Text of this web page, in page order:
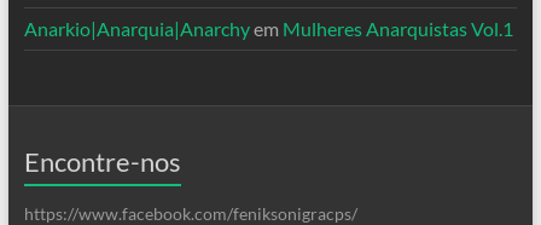
Anarkio|Anarquia|Anarchyem Mulheres Anarquistas Vol.1
Encontre-nos
https://www.facebook.com/feniksonigracps/